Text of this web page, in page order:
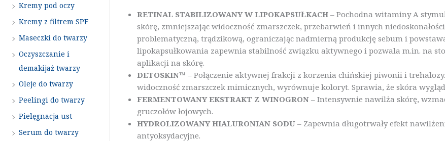
Kremy pod oczy
Kremy z filtrem SPF
Maseczki do twarzy
Oczyszczanie i
demakijaż twarzy
Oleje do twarzy
Peelingi do twarzy
Pielęgnacja ust
Serum do twarzy
RETINAL STABILIZOWANY W LIPOKAPSUŁKACH – Pochodna witaminy A
skórę, zmniejszając widoczność zmarszczek, przebarwień i innych
problematyczną, trądzikową, ograniczając nadmierną produkcję sebum i
lipokapsułkowania zapewnia stabilność związku aktywnego i pozwala m.in. na
aplikacji na skórę.
DETOSKIN™ – Połączenie aktywnej frakcji z korzenia chińskiej piwonii i
widoczność zmarszczek mimicznych, wyrównuje koloryt. Sprawia, że skóra
FERMENTOWANY EKSTRAKT Z WINOGRON– Intensywnie nawilża skórę,
gruczołów łojowych.
HYDROLIZOWANY HIALURONIAN SODU – Zapewnia długotrwały efekt
antyoksydacyjne.